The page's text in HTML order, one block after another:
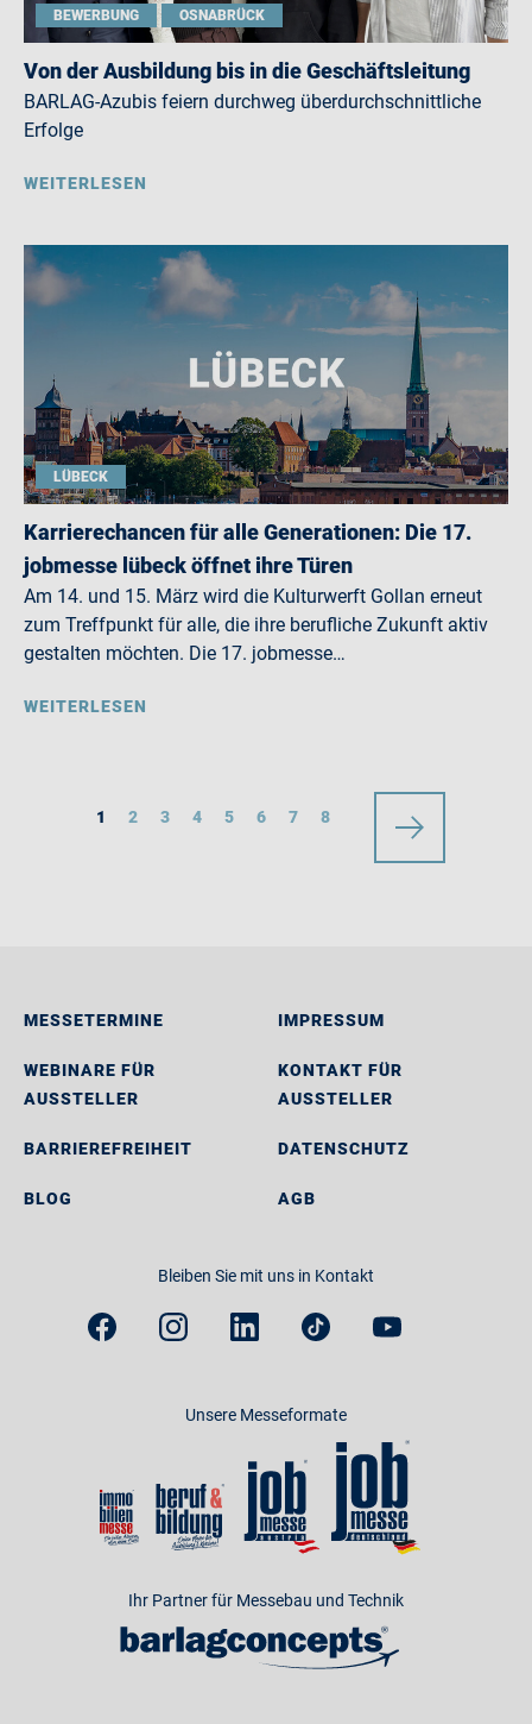
BEWERBUNG OSNABRÜCK
Von der Ausbildung bis in die Geschäftsleitung
BARLAG-Azubis feiern durchweg überdurchschnittliche
Erfolge
WEITERLESEN
LÜBECK
Karrierechancen für alle Generationen: Die 17.
jobmesse lübeck öffnet ihre Türen
Am 14. und 15. März wird die Kulturwerft Gollan erneut
zum Treffpunkt für alle, die ihre berufliche Zukunft aktiv
gestalten möchten. Die 17. jobmesse…
WEITERLESEN
1 2 3 4 5 6 7 8
MESSETERMINE
WEBINARE FÜR
AUSSTELLER
BARRIEREFREIHEIT
BLOG
IMPRESSUM
KONTAKT FÜR
AUSSTELLER
DATENSCHUTZ
AGB
Bleiben Sie mit uns in Kontakt
Unsere Messeformate
Ihr Partner für Messebau und Technik